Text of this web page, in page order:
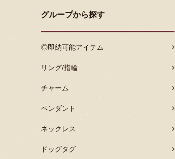
グループから探す
◎即納可能アイテム
リング/指輪
チャーム
ペンダント
ネックレス
ドッグタグ